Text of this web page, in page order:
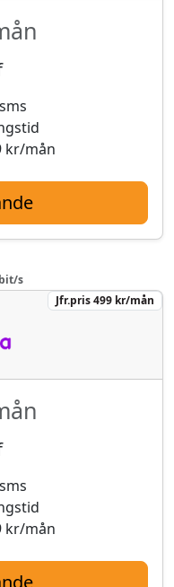
kr/mån
s
Jfr.pris 499 kr/mån
kr/mån